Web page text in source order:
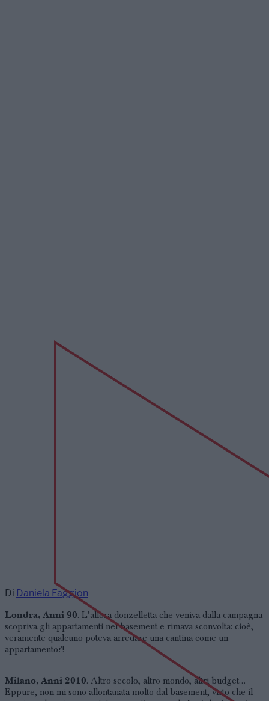
Di Daniela Faggion
Londra, Anni 90. L’allora donzelletta che veniva dalla campagna
scopriva gli appartamenti nel basement e rimava sconvolta: cioè,
veramente qualcuno poteva arredare una cantina come un
appartamento?!
Milano, Anni 2010. Altro secolo, altro mondo, altri budget…
Eppure, non mi sono allontanata molto dal basement, visto che il